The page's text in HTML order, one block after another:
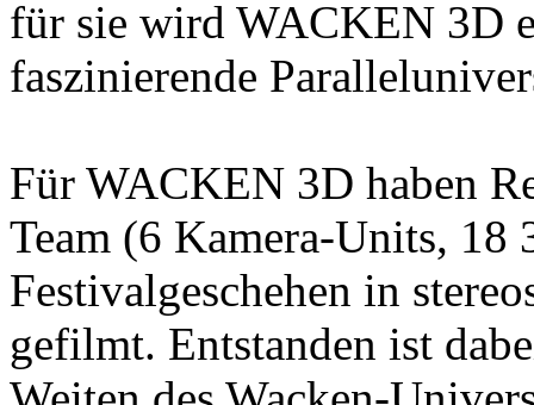
für sie wird WACKEN 3D
faszinierende
Für WACKEN 3D haben
Team (6 Kamera-Units, 18
Festivalgeschehen in
gefilmt. Entstanden ist